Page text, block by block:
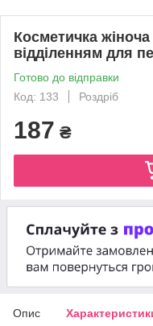
Косметичка
відділенням для
Готово до відправки
Код: 133
Роздріб
187 ₴
Опис